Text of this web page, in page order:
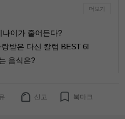
더보기
나이가 줄어든다?
받은 다신 칼럼 BEST 6!
음식은?
신고 북마크